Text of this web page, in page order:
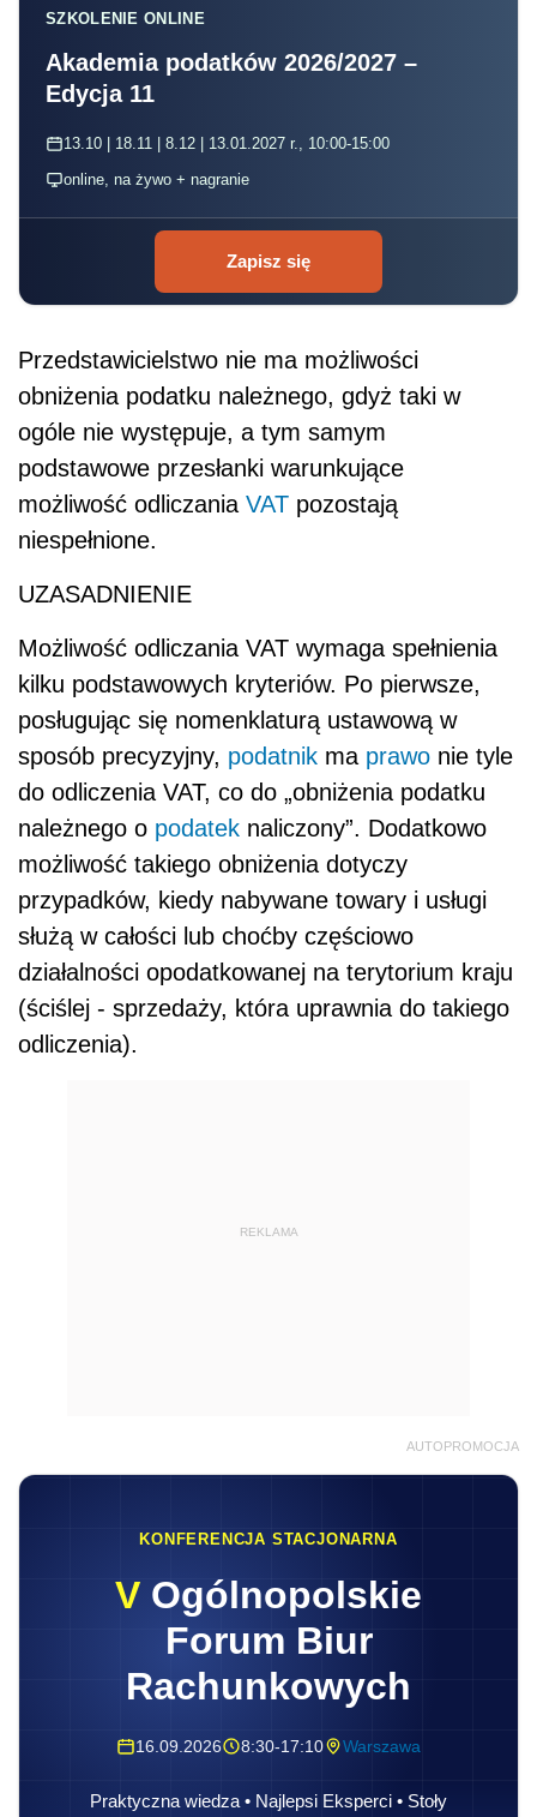
SZKOLENIE ONLINE
Akademia podatków 2026/2027 –
Edycja 11
13.10 | 18.11 | 8.12 | 13.01.2027 r., 10:00-15:00
online, na żywo + nagranie
Zapisz się
Przedstawicielstwo nie ma możliwości
obniżenia podatku należnego, gdyż taki w
ogóle nie występuje, a tym samym
podstawowe przesłanki warunkujące
możliwość odliczania VAT pozostają
niespełnione.
UZASADNIENIE
Możliwość odliczania VAT wymaga spełnienia
kilku podstawowych kryteriów. Po pierwsze,
posługując się nomenklaturą ustawową w
sposób precyzyjny, podatnik ma prawo nie tyle
do odliczenia VAT, co do „obniżenia podatku
należnego o podatek naliczony”. Dodatkowo
możliwość takiego obniżenia dotyczy
przypadków, kiedy nabywane towary i usługi
służą w całości lub choćby częściowo
działalności opodatkowanej na terytorium kraju
(ściślej - sprzedaży, która uprawnia do takiego
odliczenia).
REKLAMA
AUTOPROMOCJA
KONFERENCJA STACJONARNA
V Ogólnopolskie
Forum Biur
Rachunkowych
16.09.2026 8:30-17:10 Warszawa
Praktyczna wiedza • Najlepsi Eksperci • Stoły